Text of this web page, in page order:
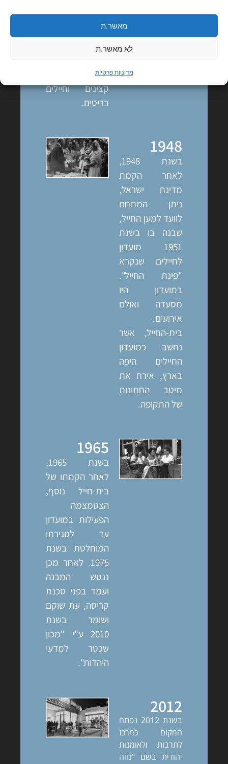
מאשר.ת
לא מאשר.ת
מדיניות פרטיות
לורנץ" פתוח לכל
הציבור באווירה
בינלאומית. בין
בבית הקפה
קצינים וחיילים
בריטים.
1948
בשנת 1948,
לאחר הקמת
מדינת ישראל,
ניתן המתחם
לוועד למען החייל,
שבנה בו בשנת
1951 מועדון
לחיילים שנקרא
"פינת החייל".
במועדון היו
מסעדה ואולם
אירועים.
בית-החייל, אשר
נחשב כמועדון
החיילים היפה
בארץ, אירח את
מיטב החתונות
של התקופה.
1965
בשנת 1965,
לאחר הקמתו של
בית-חייל נוסף,
הצטמצמה
הפעילות במועדון
עד לסגירתו
המוחלטת בשנת
1975. לאחר מכן
ננטש המבנה
ועמד בפני סכנת
קריסה, עת שוקם
ושומר בשנת
2010 ע"י "מכון
שכטר למדעי
היהדות".
2012
בשנת 2012 נפתח
המקום כמרכז
לתרבות ולאומנות
יהודית בשם "נווה